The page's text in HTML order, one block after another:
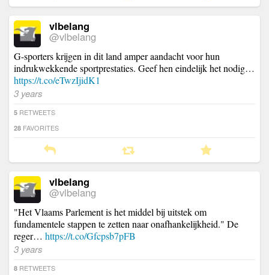
vlbelang
@vlbelang
G-sporters krijgen in dit land amper aandacht voor hun
indrukwekkende sportprestaties. Geef hen eindelijk het nodig…
https://t.co/eTwzIjidK1
3 years
5 RETWEETS
28 FAVORITES
vlbelang
@vlbelang
"Het Vlaams Parlement is het middel bij uitstek om
fundamentele stappen te zetten naar onafhankelijkheid." De
reger… https://t.co/Gfcpsb7pFB
3 years
8 RETWEETS